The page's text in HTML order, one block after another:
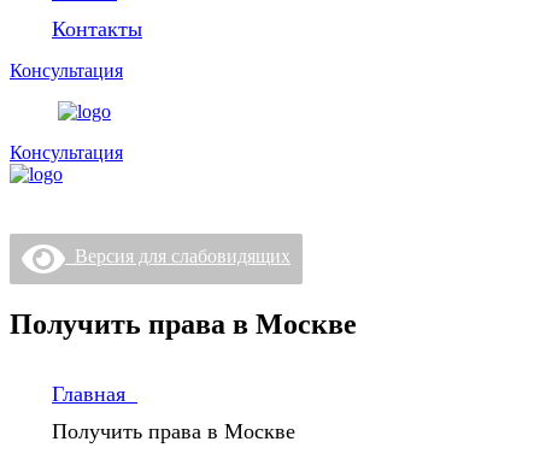
Контакты
Консультация
Консультация
Версия для слабовидящих
Получить права в Москве
Главная
Получить права в Москве